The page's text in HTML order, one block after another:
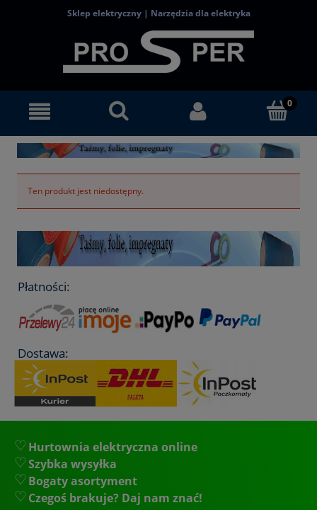
Sklep elektryczny | Narzędzia dla elektryka
Ten produkt jest niedostępny.
Płatności:
Dostawa:
Hurtownia elektryczna online
Szybka wysyłka
Bogaty asortyment
Czegoś brakuje? Daj nam znać!